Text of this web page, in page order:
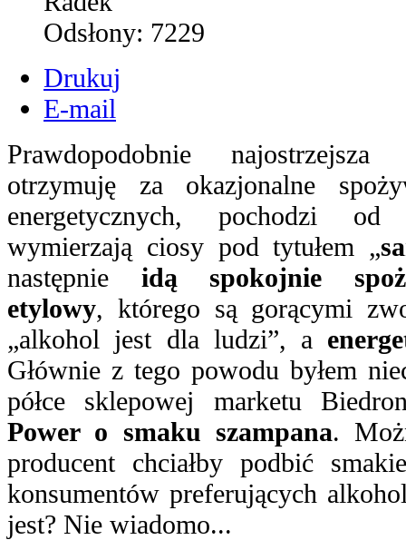
Odsłony: 7229
Drukuj
E-mail
Prawdopodobnie
otrzymuję za okazjonalne
energetycznych, pochodzi
wymierzają ciosy pod tytułem „
następnie idą spokojnie
etylowy, którego są gorącymi
„alkohol jest dla ludzi”, a
Głównie z tego powodu byłem
półce sklepowej marketu
Power o smaku szampana.
producent chciałby podbić
konsumentów preferujących
jest? Nie wiadomo...